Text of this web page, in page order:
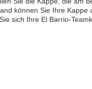
können Sie Ihre
sich Ihre El Barrio-